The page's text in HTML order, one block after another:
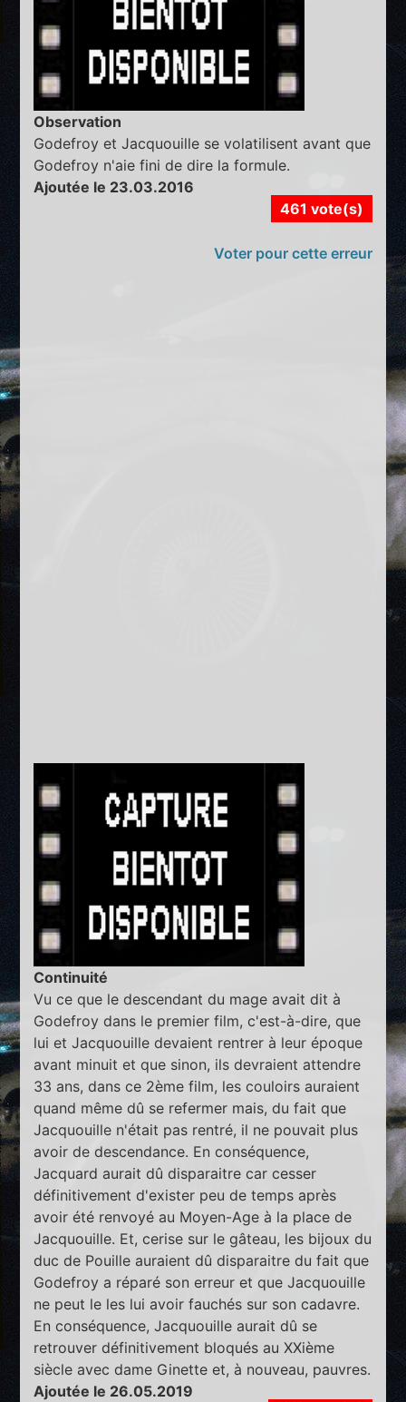
Observation
Godefroy et Jacquouille se volatilisent avant que
Godefroy n'aie fini de dire la formule.
Ajoutée le 23.03.2016
461 vote(s)
Voter pour cette erreur
Continuité
Vu ce que le descendant du mage avait dit à
Godefroy dans le premier film, c'est-à-dire, que
lui et Jacquouille devaient rentrer à leur époque
avant minuit et que sinon, ils devraient attendre
33 ans, dans ce 2ème film, les couloirs auraient
quand même dû se refermer mais, du fait que
Jacquouille n'était pas rentré, il ne pouvait plus
avoir de descendance. En conséquence,
Jacquard aurait dû disparaitre car cesser
définitivement d'exister peu de temps après
avoir été renvoyé au Moyen-Age à la place de
Jacquouille. Et, cerise sur le gâteau, les bijoux du
duc de Pouille auraient dû disparaitre du fait que
Godefroy a réparé son erreur et que Jacquouille
ne peut le les lui avoir fauchés sur son cadavre.
En conséquence, Jacquouille aurait dû se
retrouver définitivement bloqués au XXième
siècle avec dame Ginette et, à nouveau, pauvres.
Ajoutée le 26.05.2019